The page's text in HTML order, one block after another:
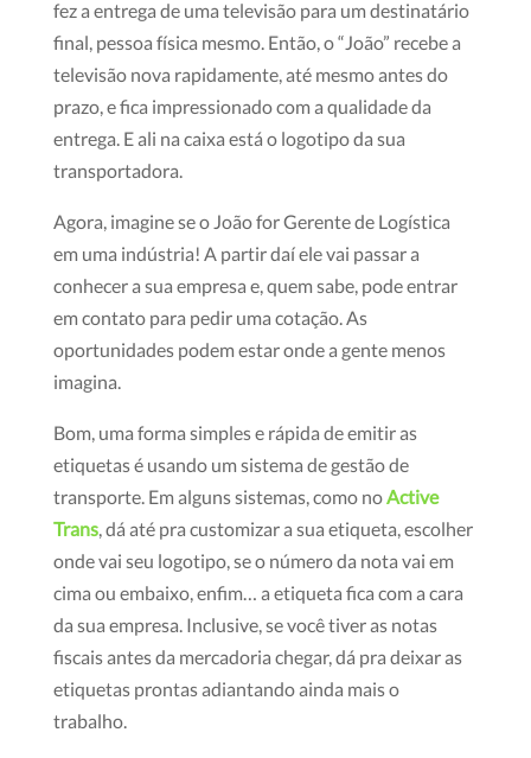
fez a entrega de uma televisão para um destinatário
final, pessoa física mesmo. Então, o “João” recebe a
televisão nova rapidamente, até mesmo antes do
prazo, e fica impressionado com a qualidade da
entrega. E ali na caixa está o logotipo da sua
transportadora.
Agora, imagine se o João for Gerente de Logística
em uma indústria! A partir daí ele vai passar a
conhecer a sua empresa e, quem sabe, pode entrar
em contato para pedir uma cotação. As
oportunidades podem estar onde a gente menos
imagina.
Bom, uma forma simples e rápida de emitir as
etiquetas é usando um sistema de gestão de
transporte. Em alguns sistemas, como no Active
Trans, dá até pra customizar a sua etiqueta, escolher
onde vai seu logotipo, se o número da nota vai em
cima ou embaixo, enfim… a etiqueta fica com a cara
da sua empresa. Inclusive, se você tiver as notas
fiscais antes da mercadoria chegar, dá pra deixar as
etiquetas prontas adiantando ainda mais o
trabalho.